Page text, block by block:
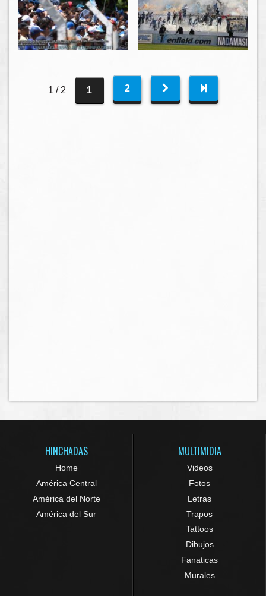
1 / 2 1 2
HINCHADAS
Home
América Central
América del Norte
América del Sur
MULTIMIDIA
Videos
Fotos
Letras
Trapos
Tattoos
Dibujos
Fanaticas
Murales